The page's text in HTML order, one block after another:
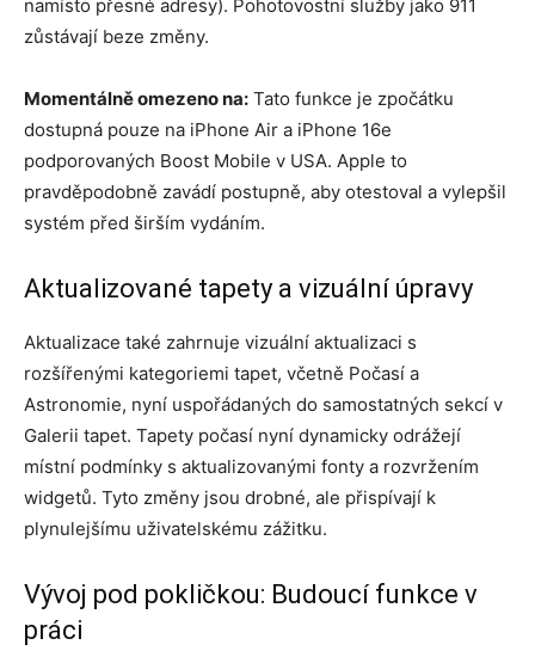
namísto přesné adresy). Pohotovostní služby jako 911
zůstávají beze změny.
Momentálně omezeno na: Tato funkce je zpočátku
dostupná pouze na iPhone Air a iPhone 16e
podporovaných Boost Mobile v USA. Apple to
pravděpodobně zavádí postupně, aby otestoval a vylepšil
systém před širším vydáním.
Aktualizované tapety a vizuální úpravy
Aktualizace také zahrnuje vizuální aktualizaci s
rozšířenými kategoriemi tapet, včetně Počasí a
Astronomie, nyní uspořádaných do samostatných sekcí v
Galerii tapet. Tapety počasí nyní dynamicky odrážejí
místní podmínky s aktualizovanými fonty a rozvržením
widgetů. Tyto změny jsou drobné, ale přispívají k
plynulejšímu uživatelskému zážitku.
Vývoj pod pokličkou: Budoucí funkce v
práci